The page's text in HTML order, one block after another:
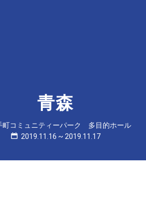
青森
町コミュニティーパーク 多目的ホール
2019.11.16 ~ 2019.11.17